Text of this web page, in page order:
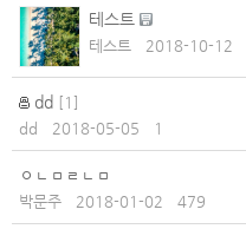
테스트
테스트 2018-10-12
dd [ 1 ]
dd
2018-05-05 1
ㅇㄴㅁㄹㄴㅁ
박문주 2018-01-02 479